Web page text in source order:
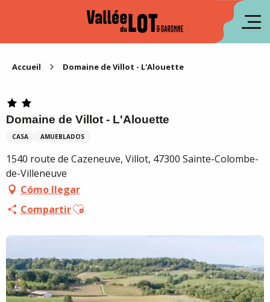
Accueil Domaine de Villot - L'Alouette
Domaine de Villot - L'Alouette
CASA AMUEBLADOS
1540 route de Cazeneuve, Villot, 47300 Sainte-Colombe-
de-Villeneuve
Cómo llegar
CompartirAjouter aux favoris